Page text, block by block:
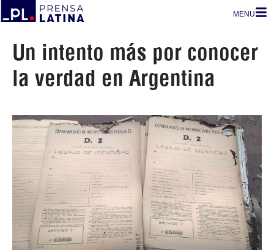
MENU
Un intento más por conocer
la verdad en Argentina